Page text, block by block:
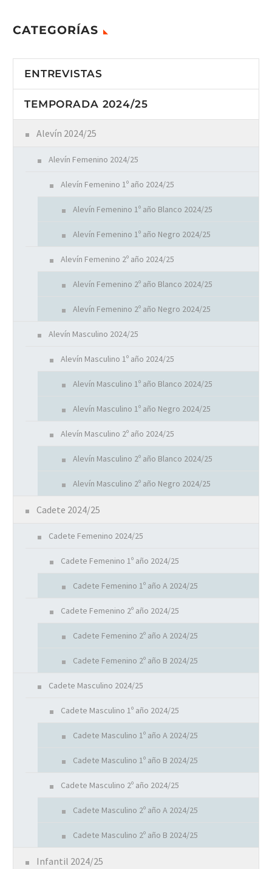
CATEGORÍAS
ENTREVISTAS
TEMPORADA 2024/25
Alevín 2024/25
Alevín Femenino 2024/25
Alevín Femenino 1º año 2024/25
Alevín Femenino 1º año Blanco 2024/25
Alevín Femenino 1º año Negro 2024/25
Alevín Femenino 2º año 2024/25
Alevín Femenino 2º año Blanco 2024/25
Alevín Femenino 2º año Negro 2024/25
Alevín Masculino 2024/25
Alevín Masculino 1º año 2024/25
Alevín Masculino 1º año Blanco 2024/25
Alevín Masculino 1º año Negro 2024/25
Alevín Masculino 2º año 2024/25
Alevín Masculino 2º año Blanco 2024/25
Alevín Masculino 2º año Negro 2024/25
Cadete 2024/25
Cadete Femenino 2024/25
Cadete Femenino 1º año 2024/25
Cadete Femenino 1º año A 2024/25
Cadete Femenino 2º año 2024/25
Cadete Femenino 2º año A 2024/25
Cadete Femenino 2º año B 2024/25
Cadete Masculino 2024/25
Cadete Masculino 1º año 2024/25
Cadete Masculino 1º año A 2024/25
Cadete Masculino 1º año B 2024/25
Cadete Masculino 2º año 2024/25
Cadete Masculino 2º año A 2024/25
Cadete Masculino 2º año B 2024/25
Infantil 2024/25